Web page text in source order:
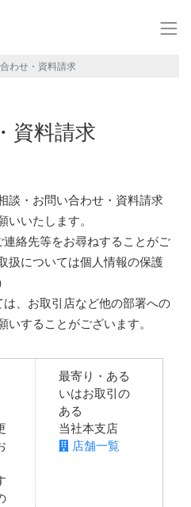
わせ・資料請求
資料請求
談・お問い合わせ・資料請求
いいたします。
絡先等をお尋ねすることがご
扱については個人情報の保護
、お取引店など他の部署への
いすることがございます。
最寄り・ある
いはお取引の
ある
当社本支店
店舗一覧